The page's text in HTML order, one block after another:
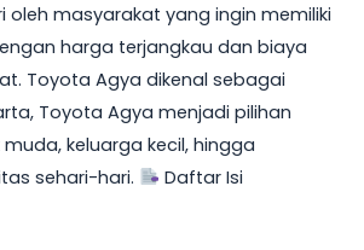
oleh masyarakat yang ingin memiliki
harga terjangkau dan biaya
Toyota Agya dikenal sebagai
Toyota Agya menjadi pilihan
keluarga kecil, hingga
sehari-hari.
Daftar Isi